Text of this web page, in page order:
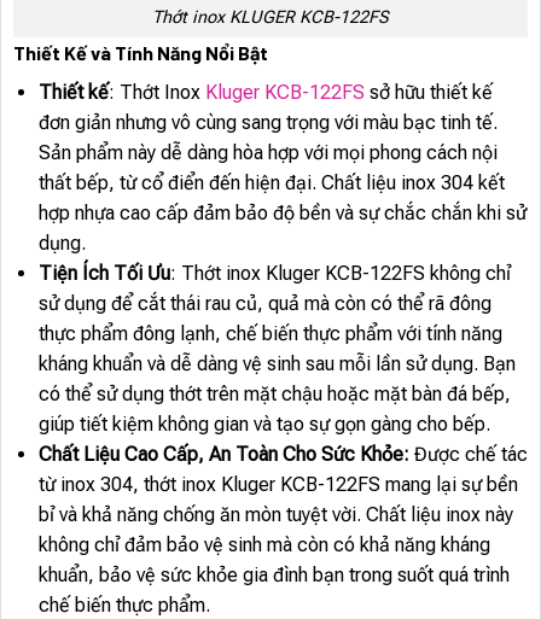
Thớt inox KLUGER KCB-122FS
Thiết Kế và Tính Năng Nổi Bật
Thiết kế: Thớt InoxKluger KCB-122FS sở hữu thiết kế
đơn giản nhưng vô cùng sang trọng với màu bạc tinh tế.
Sản phẩm này dễ dàng hòa hợp với mọi phong cách nội
thất bếp, từ cổ điển đến hiện đại. Chất liệu inox 304 kết
hợp nhựa cao cấp đảm bảo độ bền và sự chắc chắn khi sử
dụng.
Tiện Ích Tối Ưu: Thớt inox Kluger KCB-122FS không chỉ
sử dụng để cắt thái rau củ, quả mà còn có thể rã đông
thực phẩm đông lạnh, chế biến thực phẩm với tính năng
kháng khuẩn và dễ dàng vệ sinh sau mỗi lần sử dụng. Bạn
có thể sử dụng thớt trên mặt chậu hoặc mặt bàn đá bếp,
giúp tiết kiệm không gian và tạo sự gọn gàng cho bếp.
Chất Liệu Cao Cấp, An Toàn Cho Sức Khỏe: Được chế tác
từ inox 304, thớt inox Kluger KCB-122FS mang lại sự bền
bỉ và khả năng chống ăn mòn tuyệt vời. Chất liệu inox này
không chỉ đảm bảo vệ sinh mà còn có khả năng kháng
khuẩn, bảo vệ sức khỏe gia đình bạn trong suốt quá trình
chế biến thực phẩm.